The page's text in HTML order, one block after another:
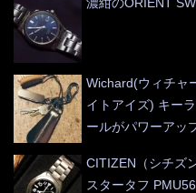
濃紺のORIENT
Wichard(ウィチャ
イトアイズ) キー
ールがパワーアッ
CITIZEN（シチズ
スタータフ